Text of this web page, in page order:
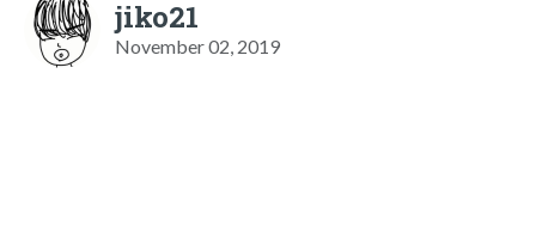
jiko21
November 02, 2019